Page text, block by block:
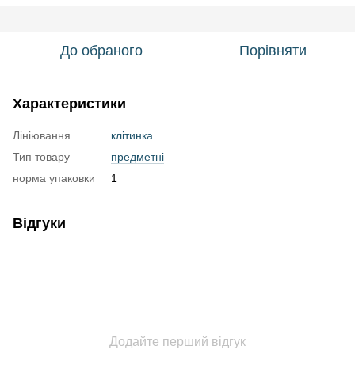
До обраного Порівняти
Характеристики
Лініювання
клітинка
Тип товару
предметні
норма упаковки
1
Відгуки
Додайте перший відгук